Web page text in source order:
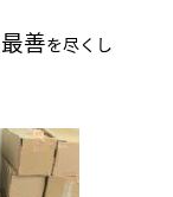
最善を尽くし